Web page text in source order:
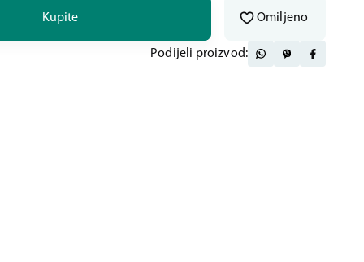
Kupite Omiljeno
Podijeli proizvod: